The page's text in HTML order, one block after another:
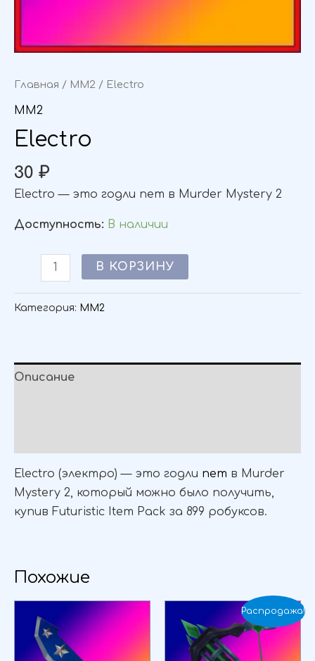
Главная / MM2 / Electro
MM2
Electro
30 ₽
Electro — это годли пет в Murder Mystery 2
Доступность: В наличии
В КОРЗИНУ
Категория: MM2
Описание
Electro (электро) — это годли пет в Murder
Mystery 2, который можно было получить,
купив Futuristic Item Pack за 899 робуксов.
Похожие
Распродажа!
цена
составляла
1980 ₽.
Текущая
цена:
1680 ₽.